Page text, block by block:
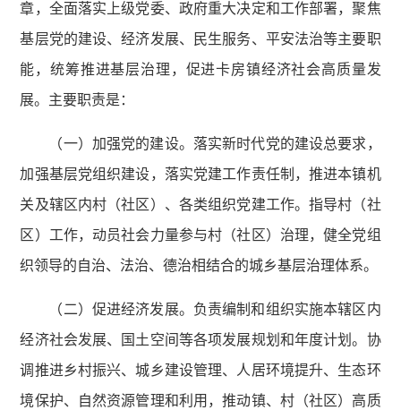
章，全面落实上级党委、政府重大决定和工作部署，聚焦
基层党的建设、经济发展、民生服务、平安法治等主要职
能，统筹推进基层治理，促进卡房镇经济社会高质量发
展。主要职责是：
（一）加强党的建设。落实新时代党的建设总要求，
加强基层党组织建设，落实党建工作责任制，推进本镇机
关及辖区内村（社区）、各类组织党建工作。指导村（社
区）工作，动员社会力量参与村（社区）治理，健全党组
织领导的自治、法治、德治相结合的城乡基层治理体系。
（二）促进经济发展。负责编制和组织实施本辖区内
经济社会发展、国土空间等各项发展规划和年度计划。协
调推进乡村振兴、城乡建设管理、人居环境提升、生态环
境保护、自然资源管理和利用，推动镇、村（社区）高质